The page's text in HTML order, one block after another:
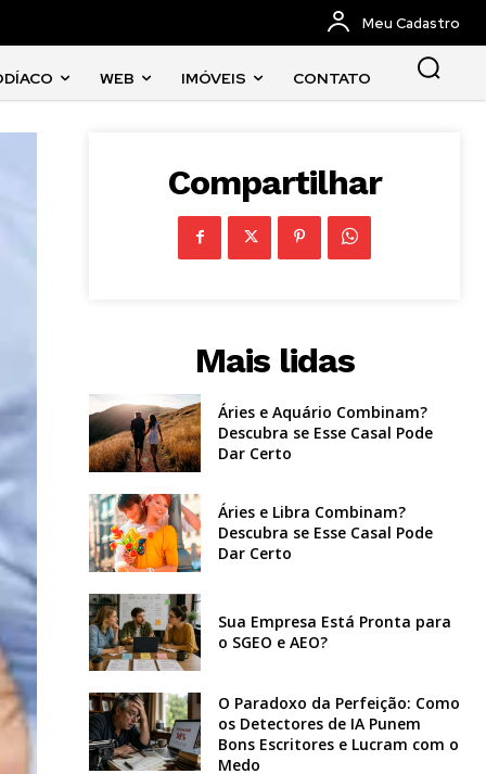
Meu Cadastro
WEB IMÓVEIS CONTATO
Compartilhar
Mais lidas
Áries e Aquário Combinam?
Descubra se Esse Casal Pode
Dar Certo
Áries e Libra Combinam?
Descubra se Esse Casal Pode
Dar Certo
Sua Empresa Está Pronta para
o SGEO e AEO?
O Paradoxo da Perfeição: Como
os Detectores de IA Punem
Bons Escritores e Lucram com o
Medo